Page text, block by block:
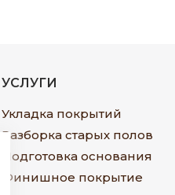
УСЛУГИ
Укладка покрытий
Разборка старых полов
Подготовка основания
Финишное покрытие